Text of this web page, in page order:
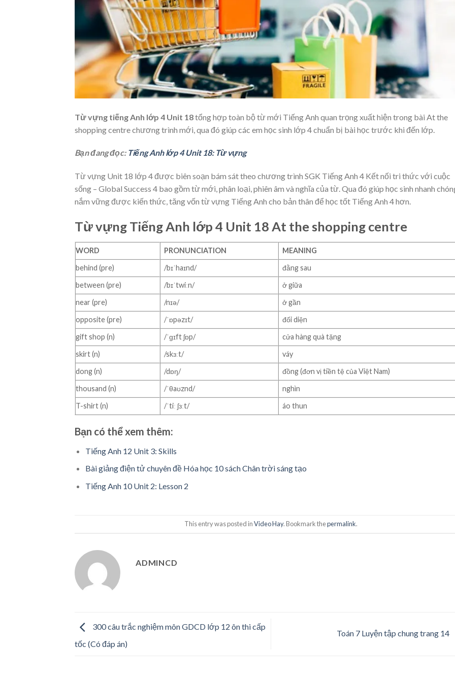
Từ vựng tiếng Anh lớp 4 Unit 18tổng hợp toàn bộ từ mới Tiếng Anh quan trọng xuất hiện trong bài At the
shopping centre chương trình mới, qua đó giúp các em học sinh lớp 4 chuẩn bị bài học trước khi đến lớp.
Bạn đang đọc: Tiếng Anh lớp 4 Unit 18: Từ vựng
Từ vựng Unit 18 lớp 4 được biên soạn bám sát theo chương trình SGK Tiếng Anh 4 Kết nối tri thức với cuộc
sống – Global Success 4 bao gồm từ mới, phân loại, phiên âm và nghĩa của từ. Qua đó giúp học sinh nhanh
nắm vững được kiến thức, tăng vốn từ vựng Tiếng Anh cho bản thân để học tốt Tiếng Anh 4 hơn.
Từ vựng Tiếng Anh lớp 4 Unit 18 At the shopping centre
WORD PRONUNCIATION
MEANING
behind (pre)
/bɪˈhaɪnd/
đằng sau
between (pre)
/bɪˈtwiːn/
ở giữa
near (pre)
/nɪə/
ở gần
opposite (pre)
/ˈɒpəzɪt/
đối diện
gift shop (n)
/ˈɡɪft ʃɒp/
cửa hàng quà tặng
skirt (n)
/skɜːt/
váy
dong (n)
/dɒŋ/
đồng (đơn vị tiền tệ của Việt Nam)
thousand (n)
/ˈθaʊznd/
nghìn
T-shirt (n)
/ˈtiː ʃɜːt/ áo thun
Bạn có thể xem thêm:
Tiếng Anh 12 Unit 3: Skills
Bài giảng điện tử chuyên đề Hóa học 10 sách Chân trời sáng tạo
Tiếng Anh 10 Unit 2: Lesson 2
This entry was posted inVideo Hay. Bookmark thepermalink.
ADMINCD
300 câu trắc nghiệm môn GDCD lớp 12 ôn thi cấp
tốc (Có đáp án)
Toán 7 Luyện tập chung trang 14